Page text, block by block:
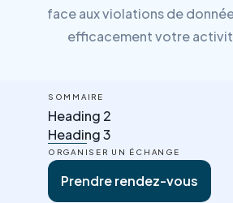
face aux violations de
efficacement votre
SOMMAIRE
Heading 2
Heading 3
ORGANISER UN ÉCHANGE
Prendre rendez-vous